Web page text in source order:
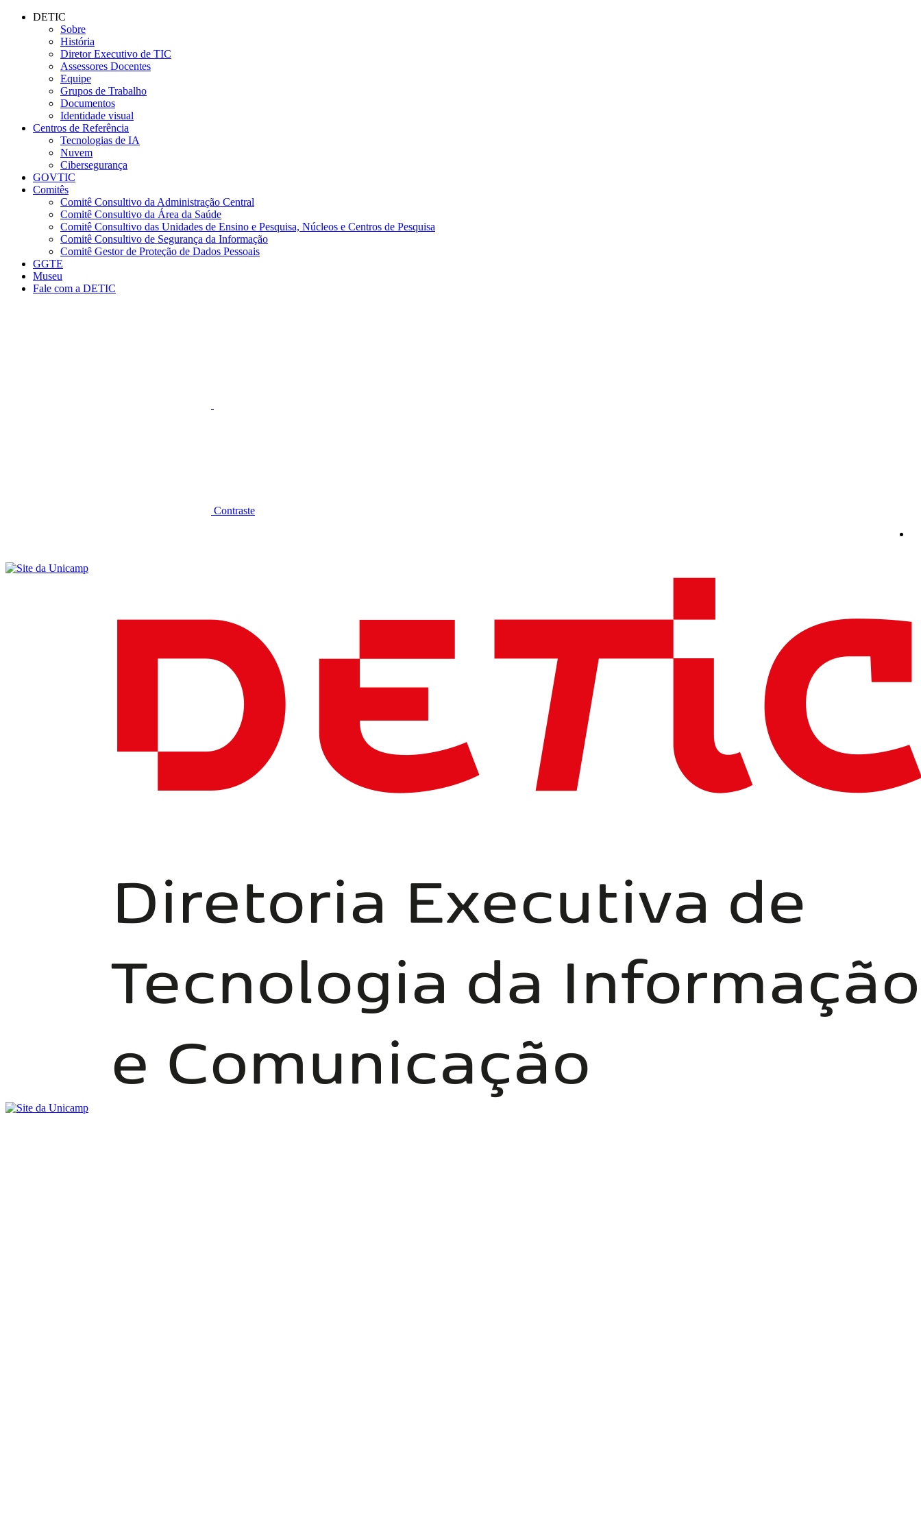
Conteúdo principal
DETIC
Sobre
História
Diretor Executivo de TIC
Assessores Docentes
Equipe
Grupos de Trabalho
Documentos
Identidade visual
Centros de Referência
Tecnologias de IA
Nuvem
Cibersegurança
GOVTIC
Comitês
Comitê Consultivo da Administração Central
Comitê Consultivo da Área da Saúde
Comitê Consultivo das Unidades de Ensino e Pesquisa, Núcleos e Centros de Pesquisa
Comitê Consultivo de Segurança da Informação
Comitê Gestor de Proteção de Dados Pessoais
GGTE
Museu
Fale com a DETIC
Contraste